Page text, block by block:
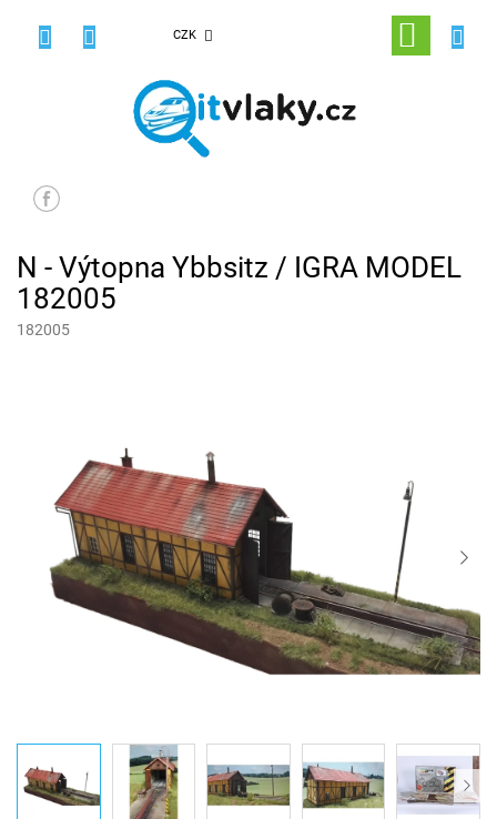
CZK
NÁKUPNÍ
KOŠÍK
N - Výtopna Ybbsitz / IGRA MODEL
182005
182005